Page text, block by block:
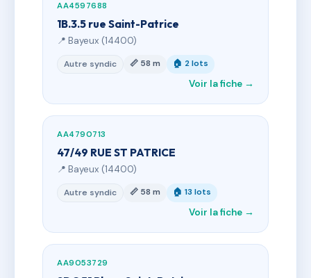
AA4597688
1B.3.5 rue Saint-Patrice
📍 Bayeux (14400)
Autre syndic 📏 58 m 🏠 2 lots
Voir la fiche →
AA4790713
47/49 RUE ST PATRICE
📍 Bayeux (14400)
Autre syndic 📏 58 m 🏠 13 lots
Voir la fiche →
AA9053729